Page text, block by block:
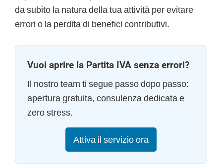
da subito la natura della tua attività per evitare
errori o la perdita di benefici contributivi.
Vuoi aprire la Partita IVA senza errori?
Il nostro team ti segue passo dopo passo:
apertura gratuita, consulenza dedicata e
zero stress.
Attiva il servizio ora